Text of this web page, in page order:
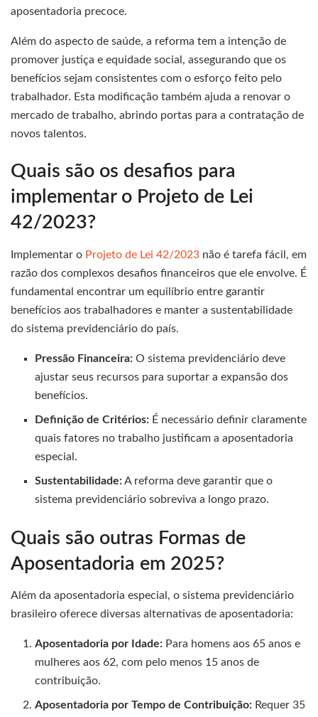
aposentadoria precoce.
Além do aspecto de saúde, a reforma tem a intenção de
promover justiça e equidade social, assegurando que os
benefícios sejam consistentes com o esforço feito pelo
trabalhador. Esta modificação também ajuda a renovar o
mercado de trabalho, abrindo portas para a contratação de
novos talentos.
Quais são os desafios para
implementar o Projeto de Lei
42/2023?
Implementar o Projeto de Lei 42/2023 não é tarefa fácil, em
razão dos complexos desafios financeiros que ele envolve. É
fundamental encontrar um equilíbrio entre garantir
benefícios aos trabalhadores e manter a sustentabilidade
do sistema previdenciário do país.
Pressão Financeira: O sistema previdenciário deve
ajustar seus recursos para suportar a expansão dos
benefícios.
Definição de Critérios: É necessário definir claramente
quais fatores no trabalho justificam a aposentadoria
especial.
Sustentabilidade:A reforma deve garantir que o
sistema previdenciário sobreviva a longo prazo.
Quais são outras Formas de
Aposentadoria em 2025?
Além da aposentadoria especial, o sistema previdenciário
brasileiro oferece diversas alternativas de aposentadoria:
Aposentadoria por Idade: Para homens aos 65 anos e
mulheres aos 62, com pelo menos 15 anos de
contribuição.
Aposentadoria por Tempo de Contribuição: Requer 35